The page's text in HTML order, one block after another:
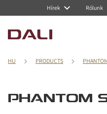
Hírek Rólunk
HU PRODUCTS
PHANTOM